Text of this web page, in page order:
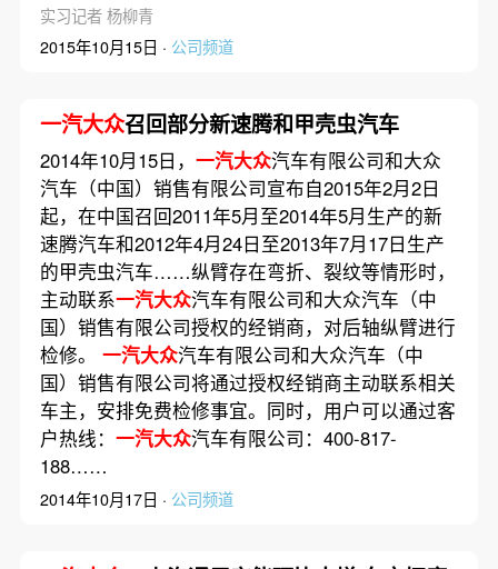
实习记者 杨柳青
2015年10月15日 · 公司频道
一汽大众召回部分新速腾和甲壳虫汽车
2014年10月15日， 一汽大众汽车有限公司和大众
汽车（中国）销售有限公司宣布自2015年2月2日
起，在中国召回2011年5月至2014年5月生产的新
速腾汽车和2012年4月24日至2013年7月17日生产
的甲壳虫汽车……纵臂存在弯折、裂纹等情形时，
主动联系一汽大众汽车有限公司和大众汽车（中
国）销售有限公司授权的经销商，对后轴纵臂进行
检修。 一汽大众汽车有限公司和大众汽车（中
国）销售有限公司将通过授权经销商主动联系相关
车主，安排免费检修事宜。同时，用户可以通过客
户热线： 一汽大众汽车有限公司：400-817-
188……
2014年10月17日 · 公司频道